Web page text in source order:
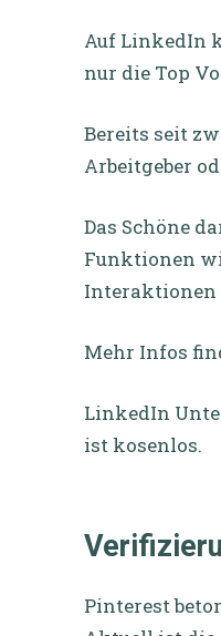
Auf LinkedIn
nur die Top
Bereits seit
Arbeitgeber
Das Schöne
Funktionen
Interaktionen
Mehr Infos
LinkedIn
ist kosenlos.
Pinterest